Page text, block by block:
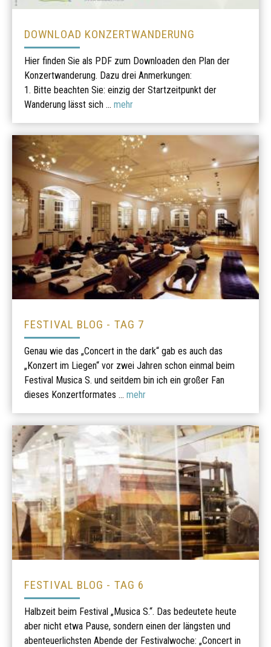
DOWNLOAD KONZERTWANDERUNG
Hier finden Sie als PDF zum Downloaden den Plan der
Konzertwanderung. Dazu drei Anmerkungen:
1. Bitte beachten Sie: einzig der Startzeitpunkt der
Wanderung lässt sich ... mehr
FESTIVAL BLOG - TAG 7
Genau wie das „Concert in the dark“ gab es auch das
„Konzert im Liegen“ vor zwei Jahren schon einmal beim
Festival Musica S. und seitdem bin ich ein großer Fan
dieses Konzertformates ... mehr
FESTIVAL BLOG - TAG 6
Halbzeit beim Festival „Musica S.“. Das bedeutete heute
aber nicht etwa Pause, sondern einen der längsten und
abenteuerlichsten Abende der Festivalwoche: „Concert in